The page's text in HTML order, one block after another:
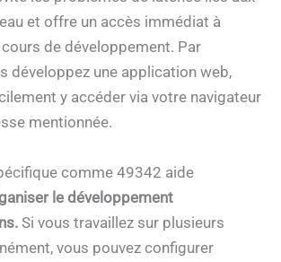
et offre un accès immédiat à
cours de développement. Par
développez une application web,
y accéder via votre navigateur
mentionnée.
comme 49342 aide
le développement
Si vous travaillez sur plusieurs
vous pouvez configurer